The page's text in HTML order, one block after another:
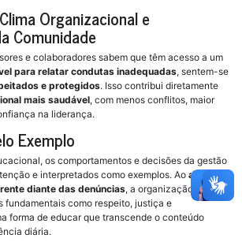
Organizacional e
Comunidade
e colaboradores sabem que têm acesso a um
para relatar condutas inadequadas, sentem-se
e protegidos. Isso contribui diretamente
mais saudável, com menos conflitos, maior
na liderança.
Exemplo
os comportamentos e decisões da gestão
e interpretados como exemplos. Ao agir de
diante das denúncias, a organização ensina
como respeito, justiça e
forma de educar que transcende o conteúdo
diária.